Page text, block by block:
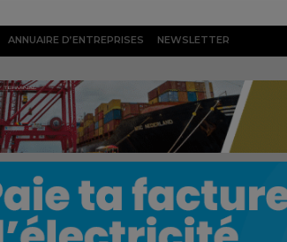
ANNUAIRE D’ENTREPRISES NEWSLETTER